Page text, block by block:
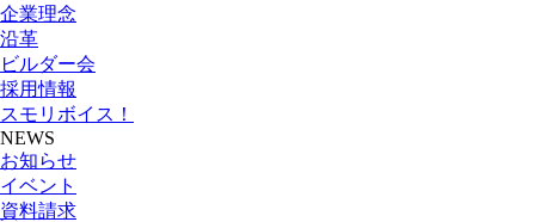
企業理念
沿革
ビルダー会
採用情報
スモリボイス！
NEWS
お知らせ
イベント
資料請求